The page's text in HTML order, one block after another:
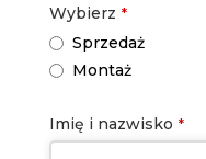
Wybierz *
Sprzedaż
Montaż
Imię i nazwisko *